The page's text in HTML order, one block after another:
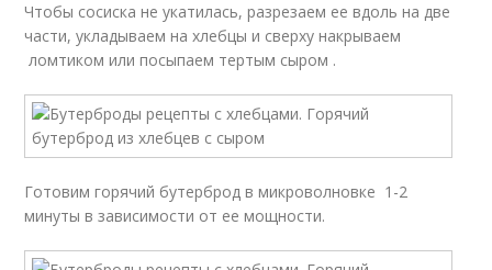
Чтобы сосиска не укатилась, разрезаем ее вдоль на две
части, укладываем на хлебцы и сверху накрываем
ломтиком или посыпаем тертым сыром .
Готовим горячий бутерброд в микроволновке 1-2
минуты в зависимости от ее мощности.